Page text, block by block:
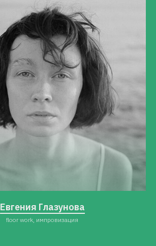
Евгения Глазунова
floor work, импровизация